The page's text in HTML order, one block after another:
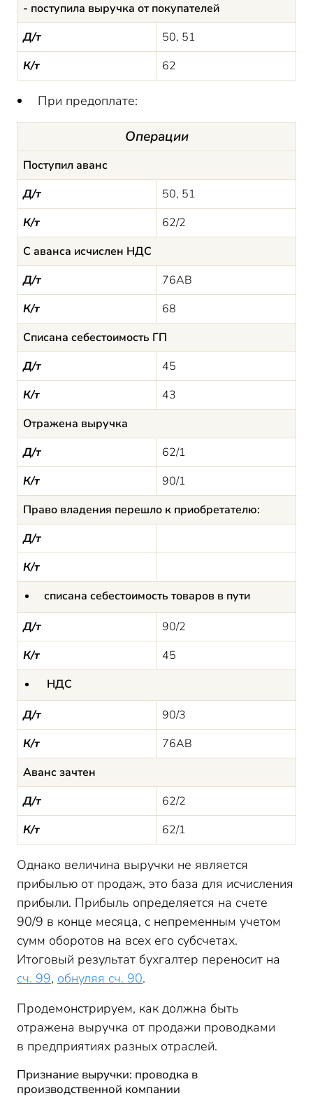
- поступила выручка от покупателей
Д/т
50, 51
К/т
62
При предоплате:
Операции
Поступил аванс
Д/т
50, 51
К/т
62/2
С аванса исчислен НДС
Д/т
76АВ
К/т
68
Списана себестоимость ГП
Д/т
45
К/т
43
Отражена выручка
Д/т
62/1
К/т
90/1
Право владения перешло к приобретателю:
Д/т
К/т
списана себестоимость товаров в пути
Д/т
90/2
К/т
45
НДС
Д/т
90/3
К/т
76АВ
Аванс зачтен
Д/т
62/2
К/т
62/1
Однако величина выручки не является
прибылью от продаж, это база для исчисления
прибыли. Прибыль определяется на счете
90/9 в конце месяца, с непременным учетом
сумм оборотов на всех его субсчетах.
Итоговый результат бухгалтер переносит на
сч. 99, обнуляя сч. 90.
Продемонстрируем, как должна быть
отражена выручка от продажи проводками
в предприятиях разных отраслей.
Признание выручки: проводка в
производственной компании